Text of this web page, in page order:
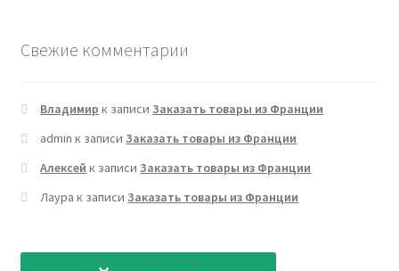
Свежие комментарии
Владимир к записиЗаказать товары из Франции
admin к записиЗаказать товары из Франции
Алексей к записиЗаказать товары из Франции
Лаура к записиЗаказать товары из Франции